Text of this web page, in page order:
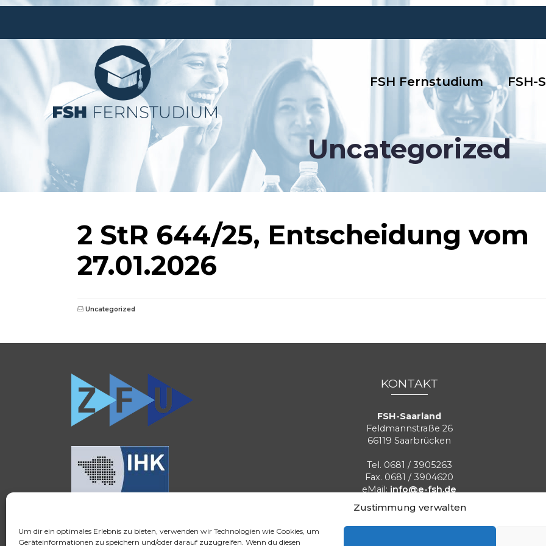
Zustimmung verwalten
Um dir ein optimales Erlebnis zu bieten, verwenden wir Technologien wie Cookies, um
Geräteinformationen zu speichern und/oder darauf zuzugreifen. Wenn du diesen
FSH Fernstudium FSH-
Uncategorized
2 StR 644/25, Entscheidung vom
27.01.2026
Uncategorized
KONTAKT
FSH-Saarland
Feldmannstraße 26
66119 Saarbrücken
Tel. 0681 / 3905263
Fax. 0681 / 3904620
eMail: info@e-fsh.de
Kontaktformular aufrufen
© 2026 FSH Fernstudium